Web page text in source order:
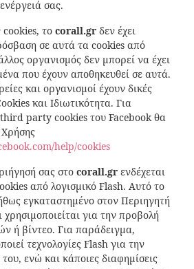
σας.
το corall.gr δεν έχει
σε αυτά τα cookies από
οργανισμός δεν μπορεί να έχει
που έχουν αποθηκευθεί σε αυτά.
και οργανισμοί έχουν δικές
και Ιδιωτικότητα. Για
party cookies του Facebook θα
Χρήσης
help/cookies
σας στο corall.gr ενδέχεται
από λογισμικό Flash. Αυτό το
εγκαταστημένο στον Περιηγητή
για την προβολή
ή βίντεο. Για παράδειγμα,
τεχνολογίες Flash για την
ενώ και κάποιες διαφημίσεις